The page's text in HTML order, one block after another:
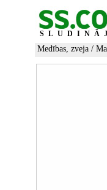
Medības, zveja /